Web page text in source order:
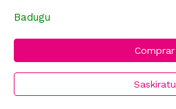
Badugu
Comprar
Saskiratu